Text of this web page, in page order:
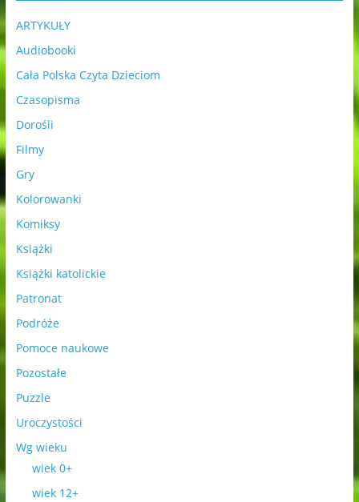
ARTYKUŁY
Audiobooki
Cała Polska Czyta Dzieciom
Czasopisma
Dorośli
Filmy
Gry
Kolorowanki
Komiksy
Książki
Książki katolickie
Patronat
Podróże
Pomoce naukowe
Pozostałe
Puzzle
Uroczystości
Wg wieku
wiek 0+
wiek 12+